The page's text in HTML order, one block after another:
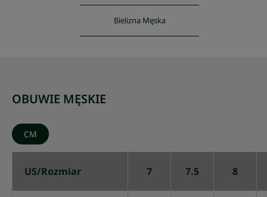
Bielizna Męska
OBUWIE MĘSKIE
CM
US/Rozmiar 7 7.5 8